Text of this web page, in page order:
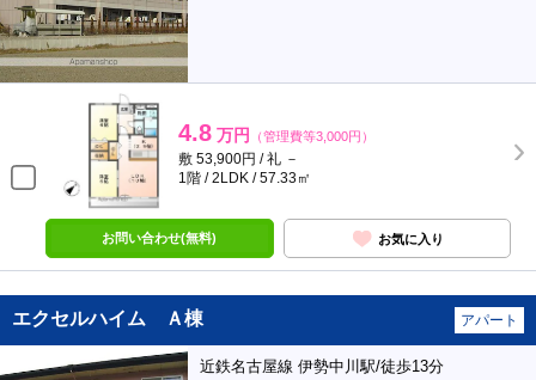
4.8 万円 （管理費等3,000円）
敷 53,900円 / 礼 －
1階 / 2LDK / 57.33㎡
お問い合わせ(無料) お気に入り
エクセルハイム Ａ棟 アパート
近鉄名古屋線 伊勢中川駅/徒歩13分